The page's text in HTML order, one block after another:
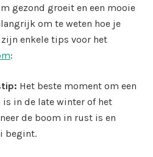
gezond groeit en een mooie
om te weten hoe je
enkele tips voor het
:
Het beste moment om een
in de late winter of het
de boom in rust is en
begint.